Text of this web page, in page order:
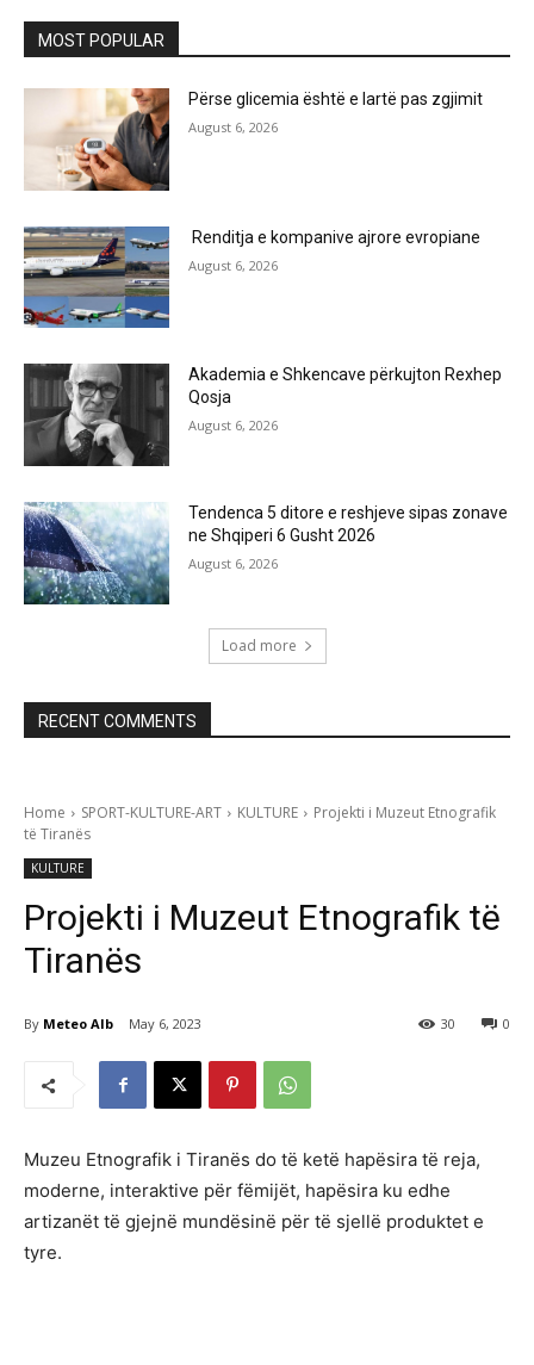
MOST POPULAR
Përse glicemia është e lartë pas zgjimit
August 6, 2026
Renditja e kompanive ajrore evropiane
August 6, 2026
Akademia e Shkencave përkujton Rexhep
Qosja
August 6, 2026
Tendenca 5 ditore e reshjeve sipas zonave
ne Shqiperi 6 Gusht 2026
August 6, 2026
Load more
RECENT COMMENTS